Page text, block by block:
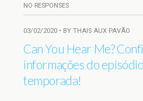
NO RESPONSES
03/02/2020 • BY THAIS AUX PAVÃO
Can You Hear Me?
informações do
temporada!